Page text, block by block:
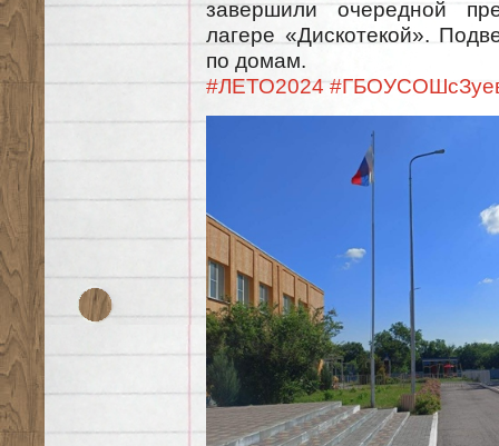
завершили очередной
лагере «Дискотекой».
по домам.
#ЛЕТО2024